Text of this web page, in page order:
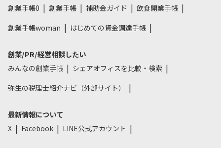
創業手帳0 創業手帳 補助金ガイド
飲食開業手帳
創業手帳woman
はじめての資金調達手帳
創業/PR/経営相談したい
みんなの創業手帳
シェアオフィスを比較・検索
弥生の税理士紹介ナビ（外部サイト）
最新情報について
X Facebook LINE公式アカウント